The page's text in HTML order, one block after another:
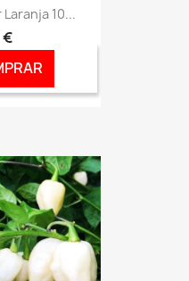
10...